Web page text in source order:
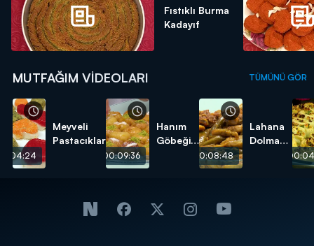
Fıstıklı Burma
Kadayıf
MUTFAĞIM VIDEOLARI TÜMÜNÜ GÖR
Meyveli
Pastacıklar
00:09:36
Hanım
Göbeği
00:08:48
Lahana
Dolması